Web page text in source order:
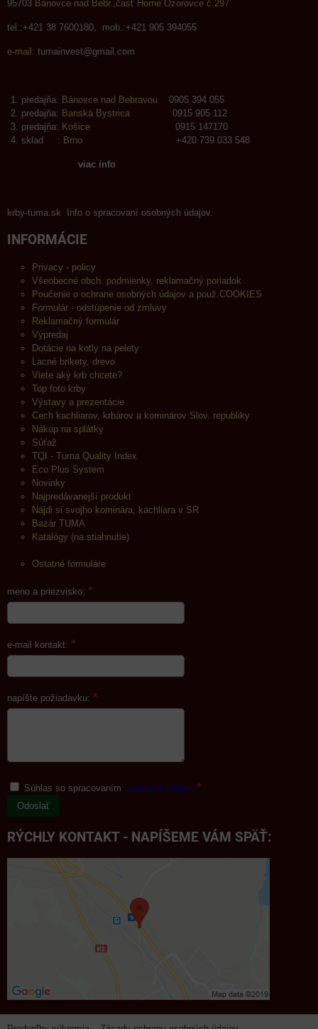
95703 Bánovce nad Bebr.,časť Horné Ozorovce č.297
tel.:+421 38 7600180, mob.:+421 905 394055
e-mail: tumainvest@gmail.com
predajňa: Bánovce nad Bebravou 0905 394 055
predajňa: Banská Bystrica 0915 905 112
predajňa: Košice 0915 147170
sklad : Brno +420 739 033 548
viac info
krby-tuma.sk Info o spracovaní osobných údajov.
INFORMÁCIE
Privacy - policy
Všeobecné obch. podmienky, reklamačný poriadok
Poučenie o ochrane osobných údajov a použ.COOKIES
Formulár - odstúpenie od zmluvy
Reklamačný formulár
Výpredaj
Dotácie na kotly na pelety
Lacné brikety, drevo
Viete aký krb chcete?
Top foto krby
Výstavy a prezentácie
Cech kachliarov, krbárov a kominárov Slov. republiky
Nákup na splátky
Súťaž
TQI - Tuma Quality Index
Eco Plus System
Novinky
Najpredávanejší produkt
Nájdi si svojho kominára, kachliara v SR
Bazár TUMA
Katalógy (na stiahnutie)
Ostatné formuláre
meno a priezvisko: *
e-mail kontakt: *
napíšte požiadavku: *
Súhlas so spracovaním osobných údajov *
Odoslať
RÝCHLY KONTAKT - NAPÍŠEME VÁM SPÄŤ: